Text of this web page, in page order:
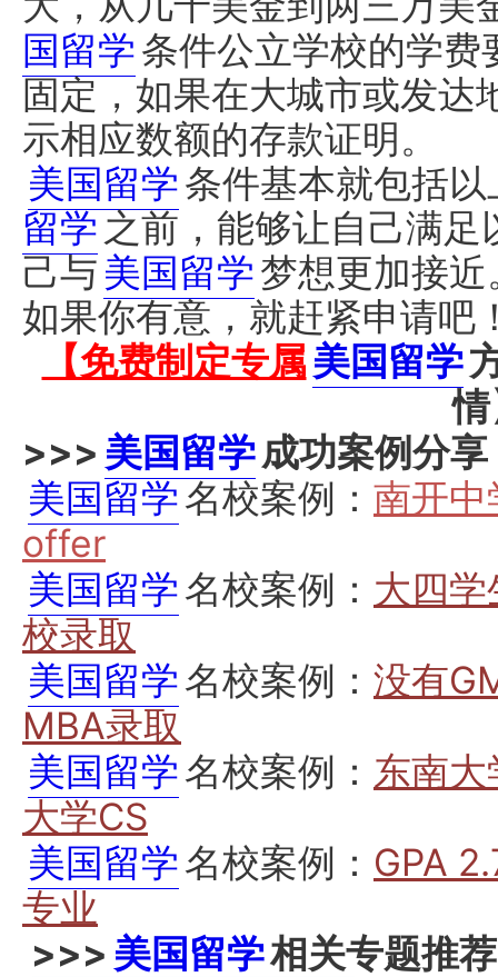
国留学条件公立学校的学
固定，如果在大城市或发达
示相应数额的存款证明。
美国留学条件基本就包括
留学 之前，能够让自己满
己与 美国留学梦想更加接近
如果你有意，就赶紧申请吧
【免费制定专属 美国留学
>>> 美国留学成功案例分享
美国留学名校案例： 南开中
offer
美国留学名校案例： 大四
校录取
美国留学名校案例： 没有
MBA录取
美国留学名校案例： 东南
大学CS
美国留学名校案例： GPA
专业
>>> 美国留学相关专题推荐